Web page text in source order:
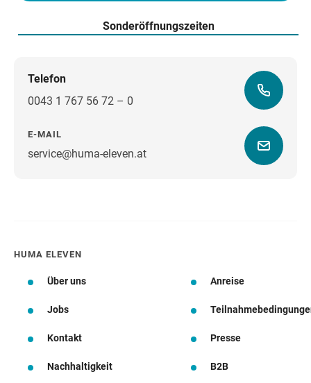
Sonderöffnungszeiten
Telefon
0043 1 767 56 72 – 0
E-MAIL
service@huma-eleven.atWegbeschreibung
HUMA ELEVEN
Über uns Anreise
Jobs
Kontakt Presse
Nachhaltigkeit B2B